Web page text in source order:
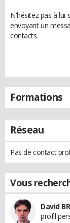
N'hésitez pas à lui
envoyant un
contacts.
Formations
Réseau
Pas de contact
Vous
David
profil